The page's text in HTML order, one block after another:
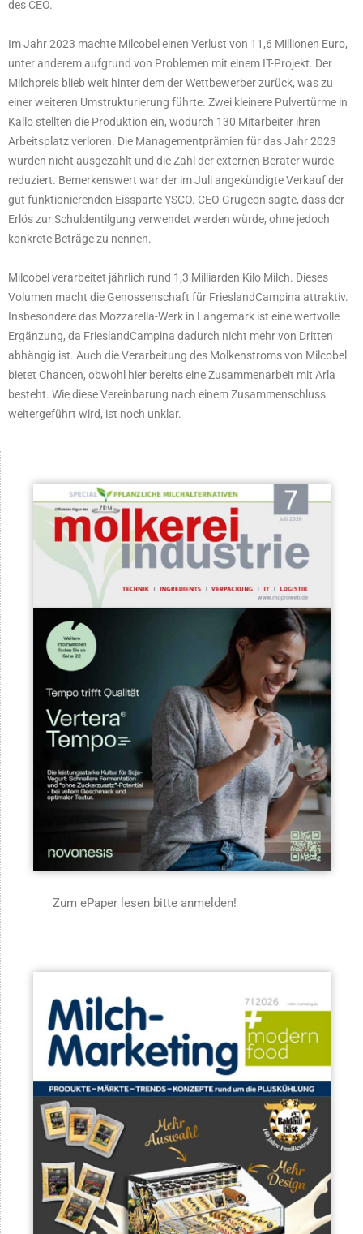
des CEO.
Im Jahr 2023 machte Milcobel einen Verlust von 11,6 Millionen Euro,
unter anderem aufgrund von Problemen mit einem IT-Projekt. Der
Milchpreis blieb weit hinter dem der Wettbewerber zurück, was zu
einer weiteren Umstrukturierung führte. Zwei kleinere Pulvertürme in
Kallo stellten die Produktion ein, wodurch 130 Mitarbeiter ihren
Arbeitsplatz verloren. Die Managementprämien für das Jahr 2023
wurden nicht ausgezahlt und die Zahl der externen Berater wurde
reduziert. Bemerkenswert war der im Juli angekündigte Verkauf der
gut funktionierenden Eissparte YSCO. CEO Grugeon sagte, dass der
Erlös zur Schuldentilgung verwendet werden würde, ohne jedoch
konkrete Beträge zu nennen.
Milcobel verarbeitet jährlich rund 1,3 Milliarden Kilo Milch. Dieses
Volumen macht die Genossenschaft für FrieslandCampina attraktiv.
Insbesondere das Mozzarella-Werk in Langemark ist eine wertvolle
Ergänzung, da FrieslandCampina dadurch nicht mehr von Dritten
abhängig ist. Auch die Verarbeitung des Molkenstroms von Milcobel
bietet Chancen, obwohl hier bereits eine Zusammenarbeit mit Arla
besteht. Wie diese Vereinbarung nach einem Zusammenschluss
weitergeführt wird, ist noch unklar.
Zum ePaper lesen bitte anmelden!